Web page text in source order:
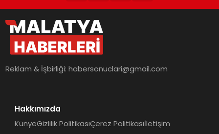
Reklam & İşbirliği:habersonuclari@gmail.com
Hakkımızda
KünyeGizlilik PolitikasıÇerez Politikasıİletişim